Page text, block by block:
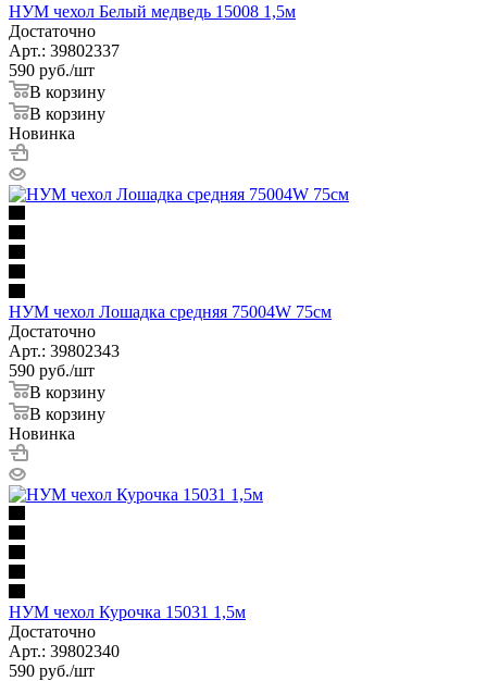
НУМ чехол Белый медведь 15008 1,5м
Достаточно
Арт.: 39802337
590 руб./шт
В корзину
В корзину
Новинка
НУМ чехол Лошадка средняя 75004W 75см
Достаточно
Арт.: 39802343
590 руб./шт
В корзину
В корзину
Новинка
НУМ чехол Курочка 15031 1,5м
Достаточно
Арт.: 39802340
590 руб./шт